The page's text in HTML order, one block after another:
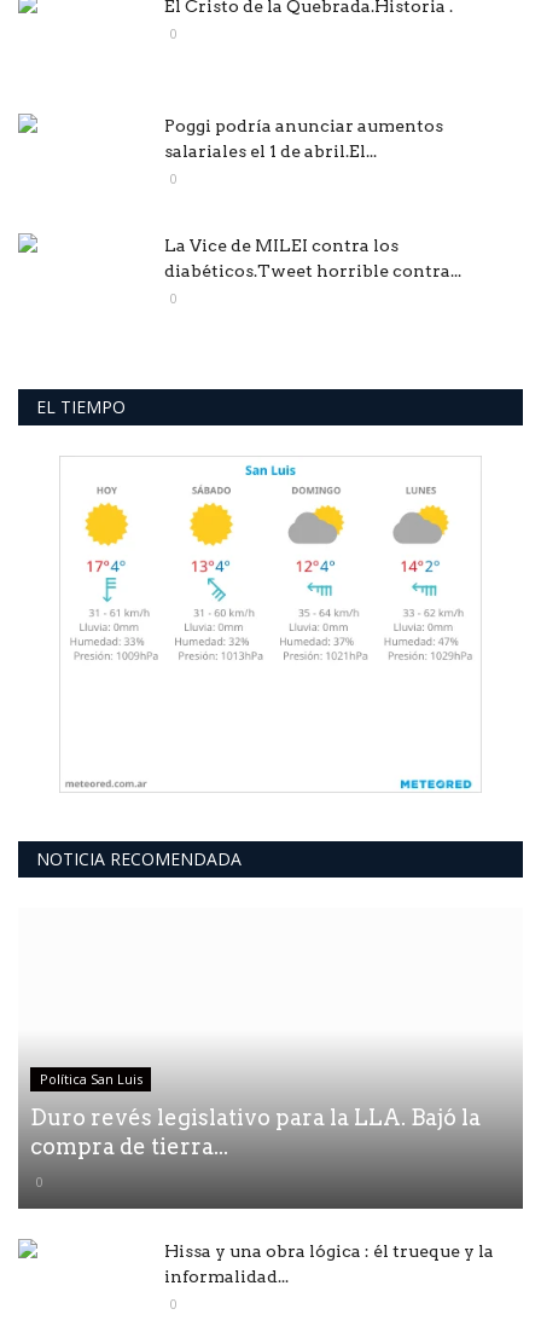
El Cristo de la Quebrada.Historia .
0
Poggi podría anunciar aumentos
salariales el 1 de abril.El...
0
La Vice de MILEI contra los
diabéticos.Tweet horrible contra...
0
EL TIEMPO
NOTICIA RECOMENDADA
Política San Luis
Duro revés legislativo para la LLA. Bajó la
compra de tierra...
0
Hissa y una obra lógica : él trueque y la
informalidad...
0